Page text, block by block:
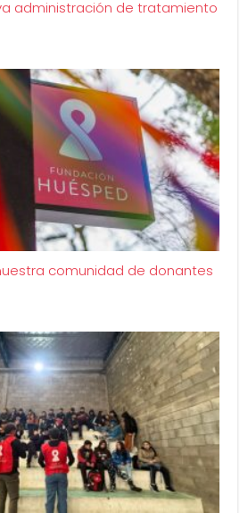
administración de tratamiento
comunidad de donantes